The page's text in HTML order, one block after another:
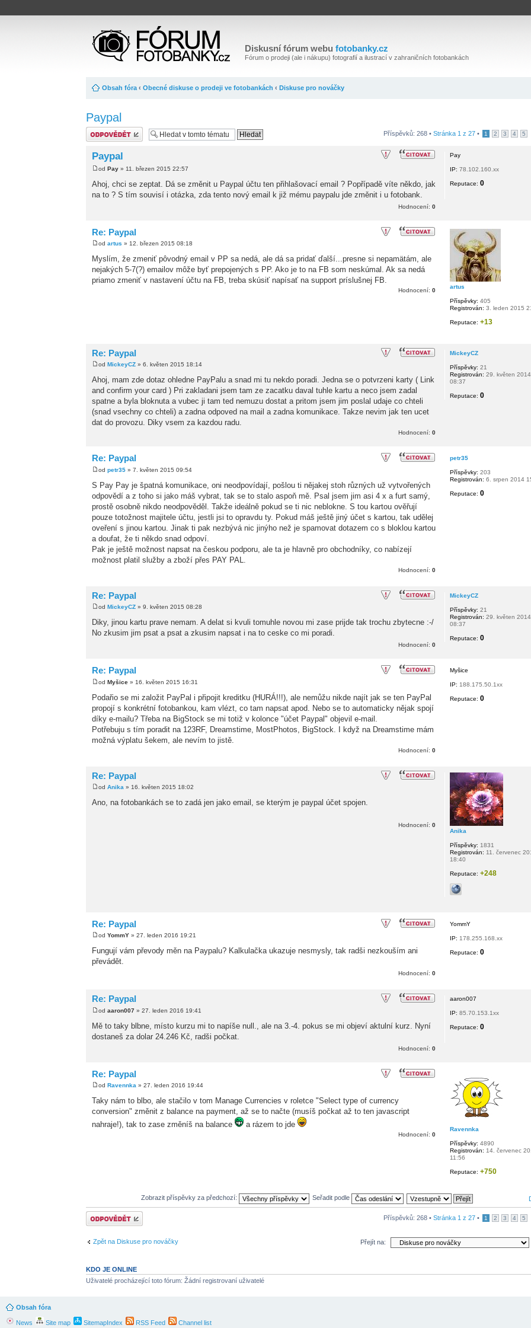
Diskusní fórum webu fotobanky.cz
Fórum o prodeji (ale i nákupu) fotografií a ilustrací v zahraničních fotobankách
Obsah fóra ‹ Obecné diskuse o prodeji ve fotobankách ‹ Diskuse pro nováčky
Paypal
Odeslat odpověď Příspěvků: 268 • Stránka 1 z 27 • 1 2 3 4 5
Paypal
od Pay » 11. březen 2015 22:57
Ahoj, chci se zeptat. Dá se změnit u Paypal účtu ten přihlašovací email ? Popřípadě víte někdo, jak
na to ? S tím souvisí i otázka, zda tento nový email k již mému paypalu jde změnit i u fotobank.
Hodnocení: 0
Pay
IP: 78.102.160.xx
Reputace: 0
Re: Paypal
od artus » 12. březen 2015 08:18
Myslím, že zmeniť pôvodný email v PP sa nedá, ale dá sa pridať ďalší...presne si nepamätám, ale
nejakých 5-7(?) emailov môže byť prepojených s PP. Ako je to na FB som neskúmal. Ak sa nedá
priamo zmeniť v nastavení účtu na FB, treba skúsiť napísať na support príslušnej FB.
Hodnocení: 0
artus
Příspěvky: 405
Registrován: 3. leden 2015
Reputace: +13
Re: Paypal
od MickeyCZ » 6. květen 2015 18:14
Ahoj, mam zde dotaz ohledne PayPalu a snad mi tu nekdo poradi. Jedna se o potvrzeni karty ( Link
and confirm your card ) Pri zakladani jsem tam ze zacatku daval tuhle kartu a neco jsem zadal
spatne a byla bloknuta a vubec ji tam ted nemuzu dostat a pritom jsem jim poslal udaje co chteli
(snad vsechny co chteli) a zadna odpoved na mail a zadna komunikace. Takze nevim jak ten ucet
dat do provozu. Diky vsem za kazdou radu.
Hodnocení: 0
MickeyCZ
Příspěvky: 21
Registrován: 29. květen 2014
08:37
Reputace: 0
Re: Paypal
od petr35 » 7. květen 2015 09:54
S Pay Pay je špatná komunikace, oni neodpovídají, pošlou ti nějakej stoh různých už vytvořených
odpovědí a z toho si jako máš vybrat, tak se to stalo aspoň mě. Psal jsem jim asi 4 x a furt samý,
prostě osobně nikdo neodpověděl. Takže ideálně pokud se ti nic neblokne. S tou kartou ověřují
pouze totožnost majitele účtu, jestli jsi to opravdu ty. Pokud máš ještě jiný účet s kartou, tak udělej
oveření s jinou kartou. Jinak ti pak nezbývá nic jinýho než je spamovat dotazem co s bloklou kartou
a doufat, že ti někdo snad odpoví.
Pak je ještě možnost napsat na českou podporu, ale ta je hlavně pro obchodníky, co nabízejí
možnost platil služby a zboží přes PAY PAL.
Hodnocení: 0
petr35
Příspěvky: 203
Registrován: 6. srpen 2014
Reputace: 0
Re: Paypal
od MickeyCZ » 9. květen 2015 08:28
Diky, jinou kartu prave nemam. A delat si kvuli tomuhle novou mi zase prijde tak trochu zbytecne :-/
No zkusim jim psat a psat a zkusim napsat i na to ceske co mi poradi.
Hodnocení: 0
MickeyCZ
Příspěvky: 21
Registrován: 29. květen 2014
08:37
Reputace: 0
Re: Paypal
od Myšice » 16. květen 2015 16:31
Podařio se mi založit PayPal i připojit kreditku (HURÁ!!!), ale nemůžu nikde najít jak se ten PayPal
propojí s konkrétní fotobankou, kam vlézt, co tam napsat apod. Nebo se to automaticky nějak spojí
díky e-mailu? Třeba na BigStock se mi totiž v kolonce "účet Paypal" objevil e-mail.
Potřebuju s tím poradit na 123RF, Dreamstime, MostPhotos, BigStock. I když na Dreamstime mám
možná výplatu šekem, ale nevím to jistě.
Hodnocení: 0
Myšice
IP: 188.175.50.1xx
Reputace: 0
Re: Paypal
od Anika » 16. květen 2015 18:02
Ano, na fotobankách se to zadá jen jako email, se kterým je paypal účet spojen.
Hodnocení: 0
Anika
Příspěvky: 1831
Registrován: 11. červenec
18:40
Reputace: +248
Re: Paypal
od YommY » 27. leden 2016 19:21
Fungují vám převody měn na Paypalu? Kalkulačka ukazuje nesmysly, tak radši nezkouším ani
převádět.
Hodnocení: 0
YommY
IP: 178.255.168.xx
Reputace: 0
Re: Paypal
od aaron007 » 27. leden 2016 19:41
Mě to taky blbne, místo kurzu mi to napíše null., ale na 3.-4. pokus se mi objeví aktulní kurz. Nyní
dostaneš za dolar 24.246 Kč, radši počkat.
Hodnocení: 0
aaron007
IP: 85.70.153.1xx
Reputace: 0
Re: Paypal
od Ravennka » 27. leden 2016 19:44
Taky nám to blbo, ale stačilo v tom Manage Currencies v roletce "Select type of currency
conversion" změnit z balance na payment, až se to načte (musíš počkat až to ten javascript
nahraje!), tak to zase změníš na balance
a rázem to jde
Hodnocení: 0
Ravennka
Příspěvky: 4890
Registrován: 14. červenec
11:56
Reputace: +750
Zobrazit příspěvky za předchozí: Seřadit podle
Odeslat odpověď Příspěvků: 268 • Stránka 1 z 27 • 1 2 3 4 5
Zpět na Diskuse pro nováčky Přejít na:
KDO JE ONLINE
Uživatelé procházející toto fórum: Žádní registrovaní uživatelé
Obsah fóra
News Site map SitemapIndex RSS Feed Channel list